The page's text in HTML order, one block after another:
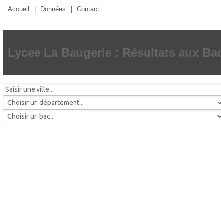
Accueil Données Contact
Lycee La Baugerie : Résultats aux